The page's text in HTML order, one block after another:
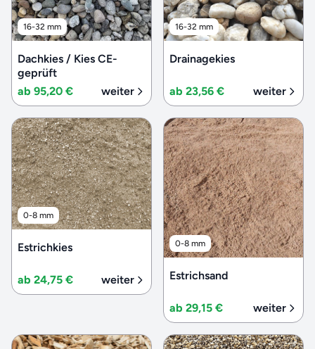
16-32 mm
Dachkies / Kies CE-
geprüft
ab 95,20 €
weiter
16-32 mm
Drainagekies
ab 23,56 € weiter
0-8 mm
Estrichkies
ab 24,75 € weiter
0-8 mm
Estrichsand
ab 29,15 € weiter